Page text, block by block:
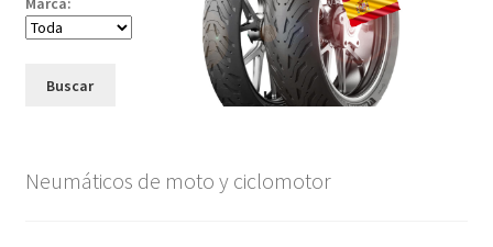
Buscar
Neumáticos de moto y ciclomotor